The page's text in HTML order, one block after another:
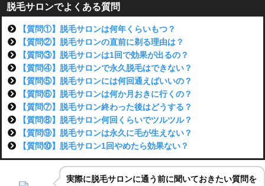
脱毛サロンでよくある質問
【質問①】脱毛サロンは何年くらいもつ？
【質問②】脱毛サロンの直前に剃る理由は？
【質問③】脱毛サロンは1回で効果が出るの？
【質問④】脱毛サロンで永久脱毛はできない？
【質問⑤】脱毛サロンには何回通えばいいの？
【質問⑥】脱毛サロンは何か月おきに行くの？
【質問⑦】脱毛サロン終わった後はどうする？
【質問⑧】脱毛サロン何回くらいでツルツル？
【質問⑨】脱毛サロンは永久に毛が生えない？
【質問⑩】脱毛サロン1回やめたら効果ない？
実際に脱毛サロンに通う前に聞いておきたい質問を